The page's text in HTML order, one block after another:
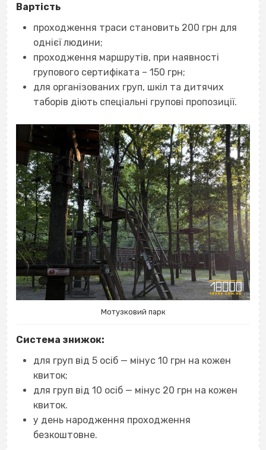
Вартість
проходження траси становить 200 грн для
однієї людини;
проходження маршрутів, при наявності
групового сертифіката – 150 грн;
для організованих груп, шкіл та дитячих
таборів діють спеціальні групові пропозиції.
Мотузковий парк
Система знижок:
для груп від 5 осіб — мінус 10 грн на кожен
квиток;
для груп від 10 осіб — мінус 20 грн на кожен
квиток.
у день народження проходження
безкоштовне.